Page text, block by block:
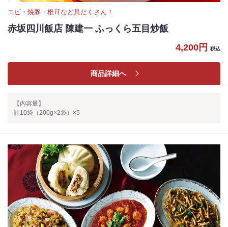
エビ・焼豚・椎茸など具だくさん！
赤坂四川飯店 陳建一 ふっくら五目炒飯
4,200円
税込
商品詳細へ
【内容量】
計10袋（200g×2袋）×5